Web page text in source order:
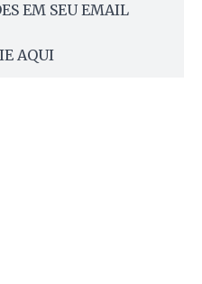
EM SEU EMAIL
AQUI